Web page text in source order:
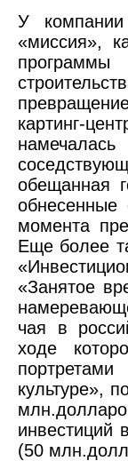
У
«миссия»,
картинг-
обещанная
момента
Еще более
«Занятое
чая в
ходе
культуре»,
инвестиций
(50